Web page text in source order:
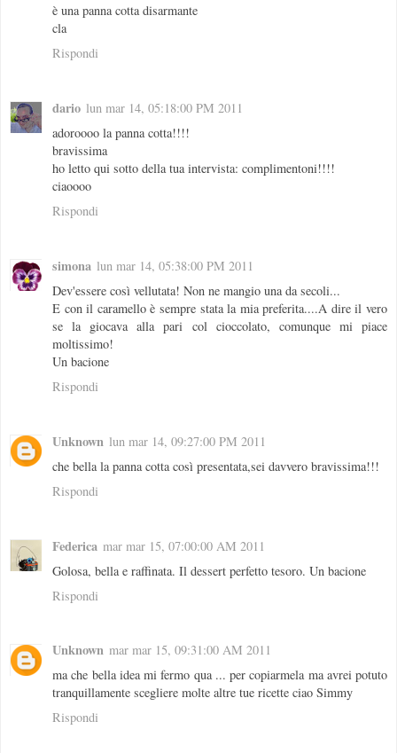
è una panna cotta disarmante
cla
Rispondi
dario lun mar 14, 05:18:00 PM 2011
adoroooo la panna cotta!!!!
bravissima
ho letto qui sotto della tua intervista: complimentoni!!!!
ciaoooo
Rispondi
simona lun mar 14, 05:38:00 PM 2011
Dev'essere così vellutata! Non ne mangio una da secoli...
E con il caramello è sempre stata la mia preferita....A dire il vero
se la giocava alla pari col cioccolato, comunque mi piace
moltissimo!
Un bacione
Rispondi
Unknown lun mar 14, 09:27:00 PM 2011
che bella la panna cotta così presentata,sei davvero bravissima!!!
Rispondi
Federica mar mar 15, 07:00:00 AM 2011
Golosa, bella e raffinata. Il dessert perfetto tesoro. Un bacione
Rispondi
Unknown mar mar 15, 09:31:00 AM 2011
ma che bella idea mi fermo qua ... per copiarmela ma avrei potuto
tranquillamente scegliere molte altre tue ricette ciao Simmy
Rispondi